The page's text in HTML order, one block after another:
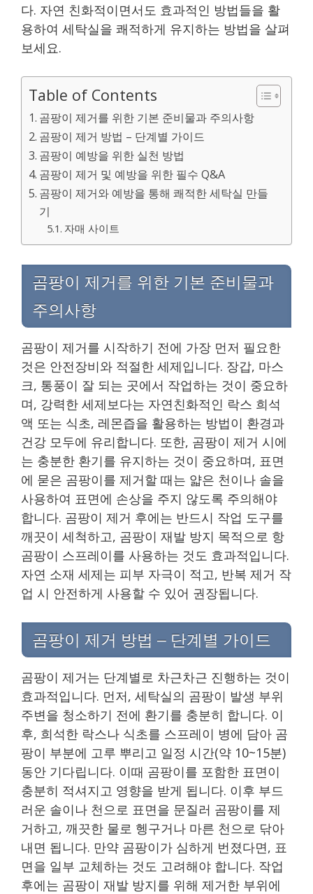
다. 자연 친화적이면서도 효과적인 방법들을 활
용하여 세탁실을 쾌적하게 유지하는 방법을 살펴
보세요.
Table of Contents
곰팡이 제거를 위한 기본 준비물과 주의사항
곰팡이 제거 방법 – 단계별 가이드
곰팡이 예방을 위한 실천 방법
곰팡이 제거 및 예방을 위한 필수 Q&A
곰팡이 제거와 예방을 통해 쾌적한 세탁실 만들
기
자매 사이트
곰팡이 제거를 위한 기본 준비물과
주의사항
곰팡이 제거를 시작하기 전에 가장 먼저 필요한
것은 안전장비와 적절한 세제입니다. 장갑, 마스
크, 통풍이 잘 되는 곳에서 작업하는 것이 중요하
며, 강력한 세제보다는 자연친화적인 락스 희석
액 또는 식초, 레몬즙을 활용하는 방법이 환경과
건강 모두에 유리합니다. 또한, 곰팡이 제거 시에
는 충분한 환기를 유지하는 것이 중요하며, 표면
에 묻은 곰팡이를 제거할 때는 얇은 천이나 솔을
사용하여 표면에 손상을 주지 않도록 주의해야
합니다. 곰팡이 제거 후에는 반드시 작업 도구를
깨끗이 세척하고, 곰팡이 재발 방지 목적으로 항
곰팡이 스프레이를 사용하는 것도 효과적입니다.
자연 소재 세제는 피부 자극이 적고, 반복 제거 작
업 시 안전하게 사용할 수 있어 권장됩니다.
곰팡이 제거 방법 – 단계별 가이드
곰팡이 제거는 단계별로 차근차근 진행하는 것이
효과적입니다. 먼저, 세탁실의 곰팡이 발생 부위
주변을 청소하기 전에 환기를 충분히 합니다. 이
후, 희석한 락스나 식초를 스프레이 병에 담아 곰
팡이 부분에 고루 뿌리고 일정 시간(약 10~15분)
동안 기다립니다. 이때 곰팡이를 포함한 표면이
충분히 적셔지고 영향을 받게 됩니다. 이후 부드
러운 솔이나 천으로 표면을 문질러 곰팡이를 제
거하고, 깨끗한 물로 헹구거나 마른 천으로 닦아
내면 됩니다. 만약 곰팡이가 심하게 번졌다면, 표
면을 일부 교체하는 것도 고려해야 합니다. 작업
후에는 곰팡이 재발 방지를 위해 제거한 부위에